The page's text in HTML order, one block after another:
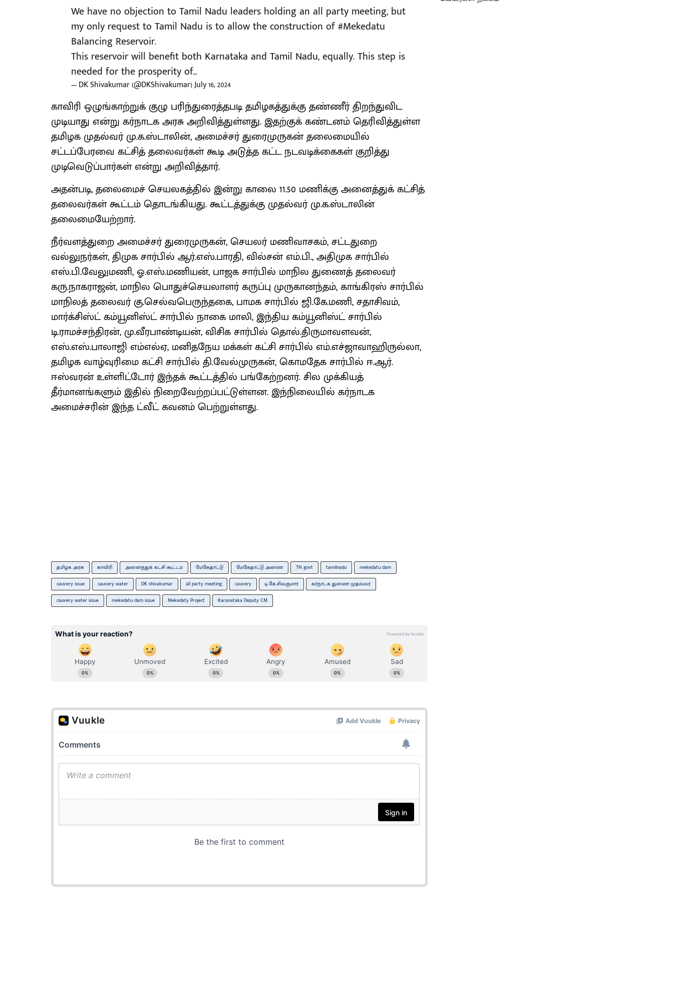
We have no objection to Tamil Nadu leaders holding an all party meeting, but
my only request to Tamil Nadu is to allow the construction of#Mekedatu
Balancing Reservoir.
This reservoir will benefit both Karnataka and Tamil Nadu, equally. This step is
needed for the prosperity of…
— DK Shivakumar (@DKShivakumar)July 16, 2024
காவிரி ஒழுங்காற்றுக் குழு பரிந்துரைத்தபடி தமிழகத்துக்கு தண்ணீர் திறந்துவிட
முடியாது என்று கர்நாடக அரசு அறிவித்துள்ளது. இதற்குக் கண்டனம் தெரிவித்துள்ள
தமிழக முதல்வர் மு.க.ஸ்டாலின், அமைச்சர் துரைமுருகன் தலைமையில்
சட்டப்பேரவை கட்சித் தலைவர்கள் கூடி அடுத்த கட்ட நடவடிக்கைகள் குறித்து
முடிவெடுப்பார்கள் என்று அறிவித்தார்.
அதன்படி, தலைமைச் செயலகத்தில் இன்று காலை 11.50 மணிக்கு அனைத்துக் கட்சித்
தலைவர்கள் கூட்டம் தொடங்கியது. கூட்டத்துக்கு முதல்வர் மு.க.ஸ்டாலின்
தலைமையேற்றார்.
நீர்வளத்துறை அமைச்சர் துரைமுருகன், செயலர் மணிவாசகம், சட்டதுறை
வல்லுநர்கள், திமுக சார்பில் ஆர்.எஸ்.பாரதி, வில்சன் எம்.பி., அதிமுக சார்பில்
எஸ்.பி.வேலுமணி, ஓ.எஸ்.மணியன், பாஜக சார்பில் மாநில துணைத் தலைவர்
கரு.நாகராஜன், மாநில பொதுச்செயலாளர் கருப்பு முருகானந்தம், காங்கிரஸ் சார்பில்
மாநிலத் தலைவர் கு.செல்வபெருந்தகை, பாமக சார்பில் ஜி.கே.மணி, சதாசிவம்,
மார்க்சிஸ்ட் கம்யூனிஸ்ட் சார்பில் நாகை மாலி, இந்திய கம்யூனிஸ்ட் சார்பில்
டி.ராமச்சந்திரன், மு.வீரபாண்டியன், விசிக சார்பில் தொல்.திருமாவளவன்,
எஸ்.எஸ்.பாலாஜி எம்எல்ஏ, மனிதநேய மக்கள் கட்சி சார்பில் எம்.எச்ஜாவாஹிருல்லா,
தமிழக வாழ்வுரிமை கட்சி சார்பில் தி.வேல்முருகன், கொமதேக சார்பில் ஈ.ஆர்.
ஈஸ்வரன் உள்ளிட்டோர் இந்தக் கூட்டத்தில் பங்கேற்றனர். சில முக்கியத்
தீர்மானங்களும் இதில் நிறைவேற்றப்பட்டுள்ளன. இந்நிலையில் கர்நாடக
அமைச்சரின் இந்த ட்வீட் கவனம் பெற்றுள்ளது.
தமிழக அரசு காவிரி அனைத்துக் கட்சி கூட்டம் மேகேதாட்டு மேகேதாட்டு அணை TN govt tamilnadu mekedatu dam
cauvery issue cauvery water DK shivakumar all party meeting cauvery டி.கே.சிவகுமார் கர்நாடக துணை முதல்வர்
cauvery water issue mekedatu dam issue Mekedaty Project Karanataka Deputy CM